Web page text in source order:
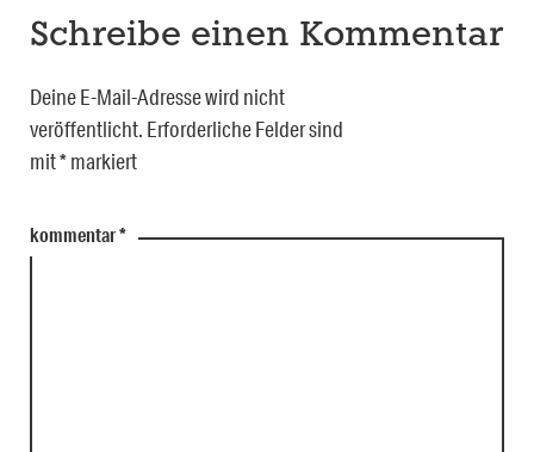
Schreibe einen Kommentar
Deine E-Mail-Adresse wird nicht
veröffentlicht. Erforderliche Felder sind
mit*markiert
kommentar*